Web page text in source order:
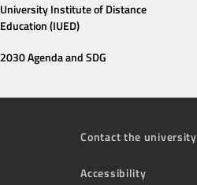
University Institute of Distance
Education (IUED)
2030 Agenda and SDG
Contact the university
Accessibility